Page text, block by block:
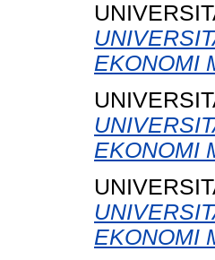
EKONOMI
EKONOMI
EKONOMI